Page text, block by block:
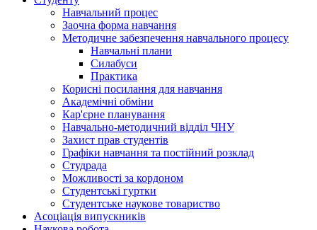
Навчальний процес
Заочна форма навчання
Методичне забезпечення навчального процесу
Навчальні плани
Силабуси
Практика
Корисні посилання для навчання
Академічні обміни
Кар'єрне планування
Навчально-методичний відділ ЧНУ
Захист прав студентів
Графіки навчання та постійний розклад
Студрада
Можливості за кордоном
Студентські гуртки
Студентське наукове товариство
Асоціація випускників